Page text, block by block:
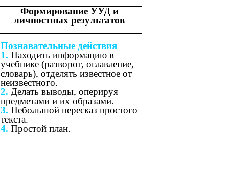
Формирование УУД и
личностных результатов
Познавательные действия
1. Находить информацию в
учебнике (разворот, оглавление,
словарь), отделять известное от
неизвестного.
2. Делать выводы, оперируя
предметами и их образами.
3. Небольшой пересказ простого
текста.
4. Простой план.